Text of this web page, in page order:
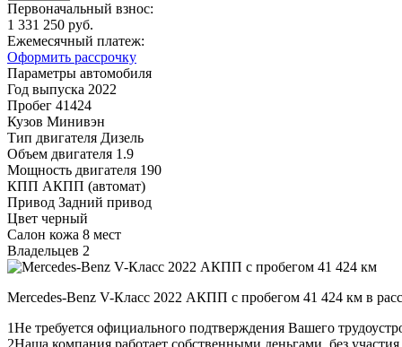
Первоначальный взнос:
1 331 250 руб.
Ежемесячный платеж:
Оформить рассрочку
Параметры автомобиля
Год выпуска 2022
Пробег 41424
Кузов Минивэн
Тип двигателя Дизель
Объем двигателя 1.9
Мощность двигателя 190
КПП АКПП (автомат)
Привод Задний привод
Цвет черный
Салон кожа 8 мест
Владельцев 2
Mercedes-Benz V-Класс 2022 АКПП с пробегом 41 424 км в
1Не требуется официального подтверждения Вашего